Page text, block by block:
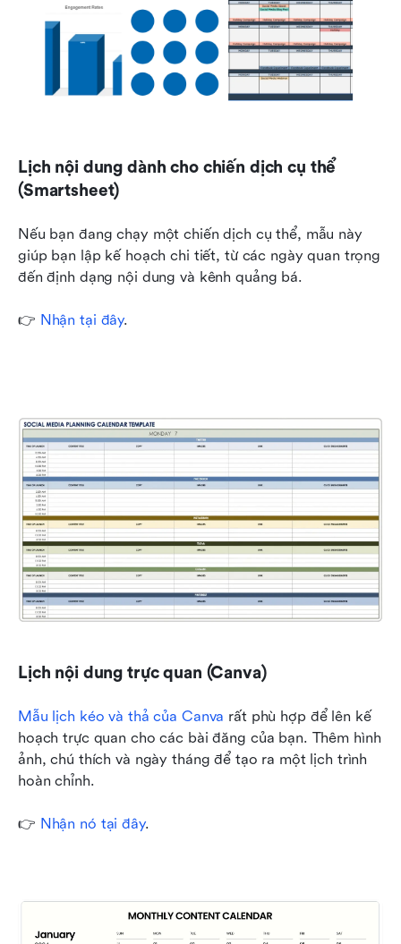
Lịch nội dung dành cho chiến dịch cụ thể
(Smartsheet)
Nếu bạn đang chạy một chiến dịch cụ thể, mẫu này
giúp bạn lập kế hoạch chi tiết, từ các ngày quan trọng
đến định dạng nội dung và kênh quảng bá.
👉 Nhận tại đây.
Lịch nội dung trực quan (Canva)
Mẫu lịch kéo và thả của Canva rất phù hợp để lên kế
hoạch trực quan cho các bài đăng của bạn. Thêm hình
ảnh, chú thích và ngày tháng để tạo ra một lịch trình
hoàn chỉnh.
👉 Nhận nó tại đây.